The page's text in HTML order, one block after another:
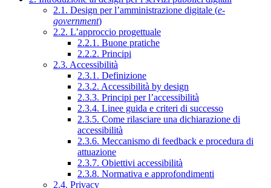
2.1. Design per l’amministrazione digitale (e-
government)
2.2. L’approccio progettuale
2.2.1. Buone pratiche
2.2.2. Principi
2.3. Accessibilità
2.3.1. Definizione
2.3.2. Accessibilità by design
2.3.3. Principi per l’accessibilità
2.3.4. Linee guida e criteri di successo
2.3.5. Come rilasciare una dichiarazione di
accessibilità
2.3.6. Meccanismo di feedback e procedura di
attuazione
2.3.7. Obiettivi accessibilità
2.3.8. Normativa e approfondimenti
2.4. Privacy